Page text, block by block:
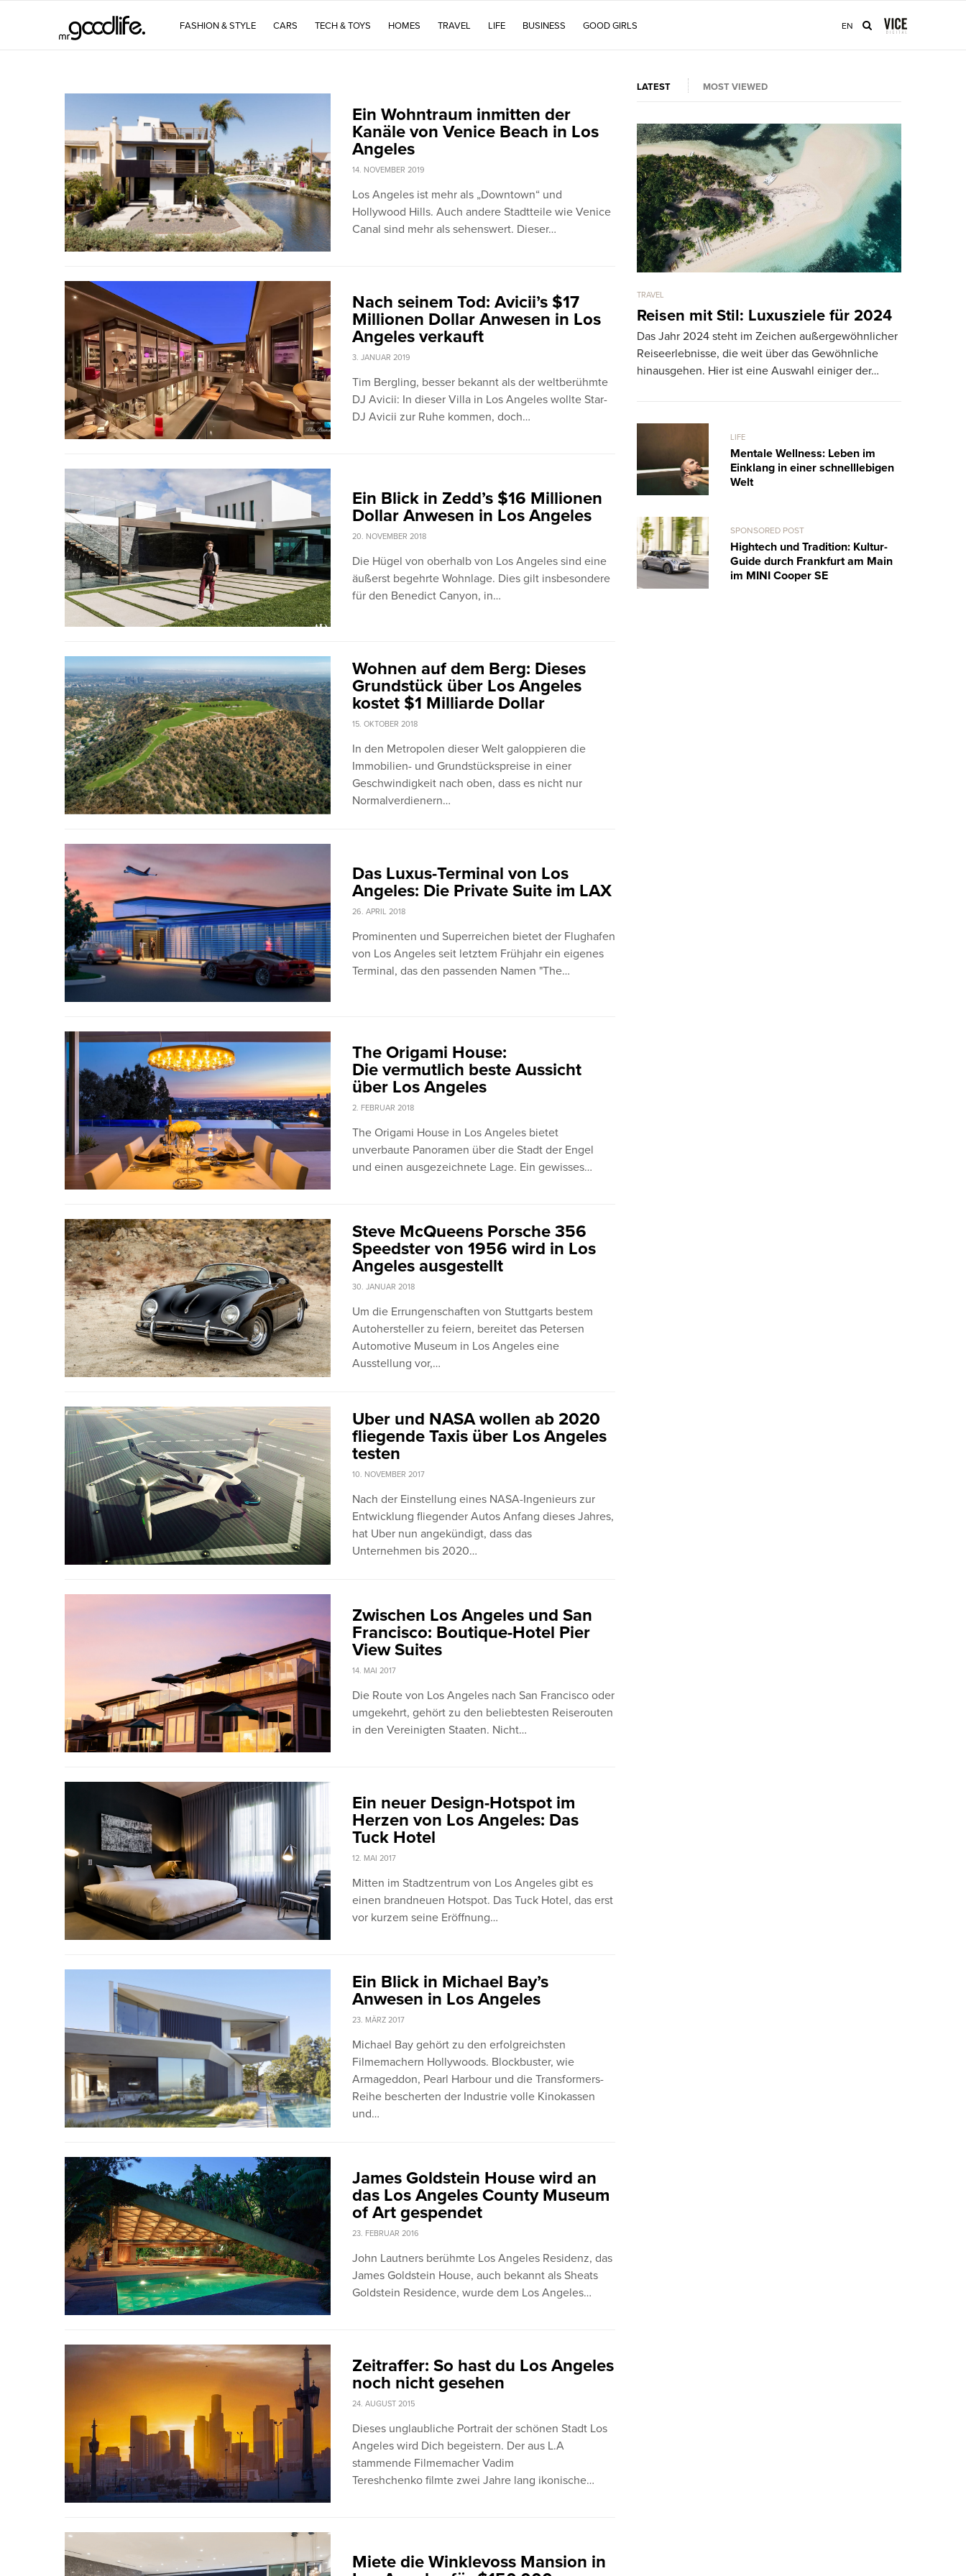
FASHION & STYLE CARS TECH & TOYS HOMES TRAVEL LIFE BUSINESS GOOD GIRLS EN
Ein Wohntraum inmitten der
Kanäle von Venice Beach in Los
Angeles
14. NOVEMBER 2019
Los Angeles ist mehr als „Downtown“ und
Hollywood Hills. Auch andere Stadtteile wie Venice
Canal sind mehr als sehenswert. Dieser…
Nach seinem Tod: Avicii’s $17
Millionen Dollar Anwesen in Los
Angeles verkauft
3. JANUAR 2019
Tim Bergling, besser bekannt als der weltberühmte
DJ Avicii: In dieser Villa in Los Angeles wollte Star-
DJ Avicii zur Ruhe kommen, doch…
Ein Blick in Zedd’s $16 Millionen
Dollar Anwesen in Los Angeles
20. NOVEMBER 2018
Die Hügel von oberhalb von Los Angeles sind eine
äußerst begehrte Wohnlage. Dies gilt insbesondere
für den Benedict Canyon, in…
Wohnen auf dem Berg: Dieses
Grundstück über Los Angeles
kostet $1 Milliarde Dollar
15. OKTOBER 2018
In den Metropolen dieser Welt galoppieren die
Immobilien- und Grundstückspreise in einer
Geschwindigkeit nach oben, dass es nicht nur
Normalverdienern…
Das Luxus-Terminal von Los
Angeles: Die Private Suite im LAX
26. APRIL 2018
Prominenten und Superreichen bietet der Flughafen
von Los Angeles seit letztem Frühjahr ein eigenes
Terminal, das den passenden Namen "The…
The Origami House:
Die vermutlich beste Aussicht
über Los Angeles
2. FEBRUAR 2018
The Origami House in Los Angeles bietet
unverbaute Panoramen über die Stadt der Engel
und einen ausgezeichnete Lage. Ein gewisses…
Steve McQueens Porsche 356
Speedster von 1956 wird in Los
Angeles ausgestellt
30. JANUAR 2018
Um die Errungenschaften von Stuttgarts bestem
Autohersteller zu feiern, bereitet das Petersen
Automotive Museum in Los Angeles eine
Ausstellung vor,…
Uber und NASA wollen ab 2020
fliegende Taxis über Los Angeles
testen
10. NOVEMBER 2017
Nach der Einstellung eines NASA-Ingenieurs zur
Entwicklung fliegender Autos Anfang dieses Jahres,
hat Uber nun angekündigt, dass das
Unternehmen bis 2020…
Zwischen Los Angeles und San
Francisco: Boutique-Hotel Pier
View Suites
14. MAI 2017
Die Route von Los Angeles nach San Francisco oder
umgekehrt, gehört zu den beliebtesten Reiserouten
in den Vereinigten Staaten. Nicht…
Ein neuer Design-Hotspot im
Herzen von Los Angeles: Das
Tuck Hotel
12. MAI 2017
Mitten im Stadtzentrum von Los Angeles gibt es
einen brandneuen Hotspot. Das Tuck Hotel, das erst
vor kurzem seine Eröffnung…
Ein Blick in Michael Bay’s
Anwesen in Los Angeles
23. MÄRZ 2017
Michael Bay gehört zu den erfolgreichsten
Filmemachern Hollywoods. Blockbuster, wie
Armageddon, Pearl Harbour und die Transformers-
Reihe bescherten der Industrie volle Kinokassen
und…
James Goldstein House wird an
das Los Angeles County Museum
of Art gespendet
23. FEBRUAR 2016
John Lautners berühmte Los Angeles Residenz, das
James Goldstein House, auch bekannt als Sheats
Goldstein Residence, wurde dem Los Angeles…
Zeitraffer: So hast du Los Angeles
noch nicht gesehen
24. AUGUST 2015
Dieses unglaubliche Portrait der schönen Stadt Los
Angeles wird Dich begeistern. Der aus L.A
stammende Filmemacher Vadim
Tereshchenko filmte zwei Jahre lang ikonische…
Miete die Winklevoss Mansion in
LATEST MOST VIEWED
TRAVEL
Reisen mit Stil: Luxusziele für 2024
Das Jahr 2024 steht im Zeichen außergewöhnlicher
Reiseerlebnisse, die weit über das Gewöhnliche
hinausgehen. Hier ist eine Auswahl einiger der…
LIFE
Mentale Wellness: Leben im
Einklang in einer schnelllebigen
Welt
SPONSORED POST
Hightech und Tradition: Kultur-
Guide durch Frankfurt am Main
im MINI Cooper SE